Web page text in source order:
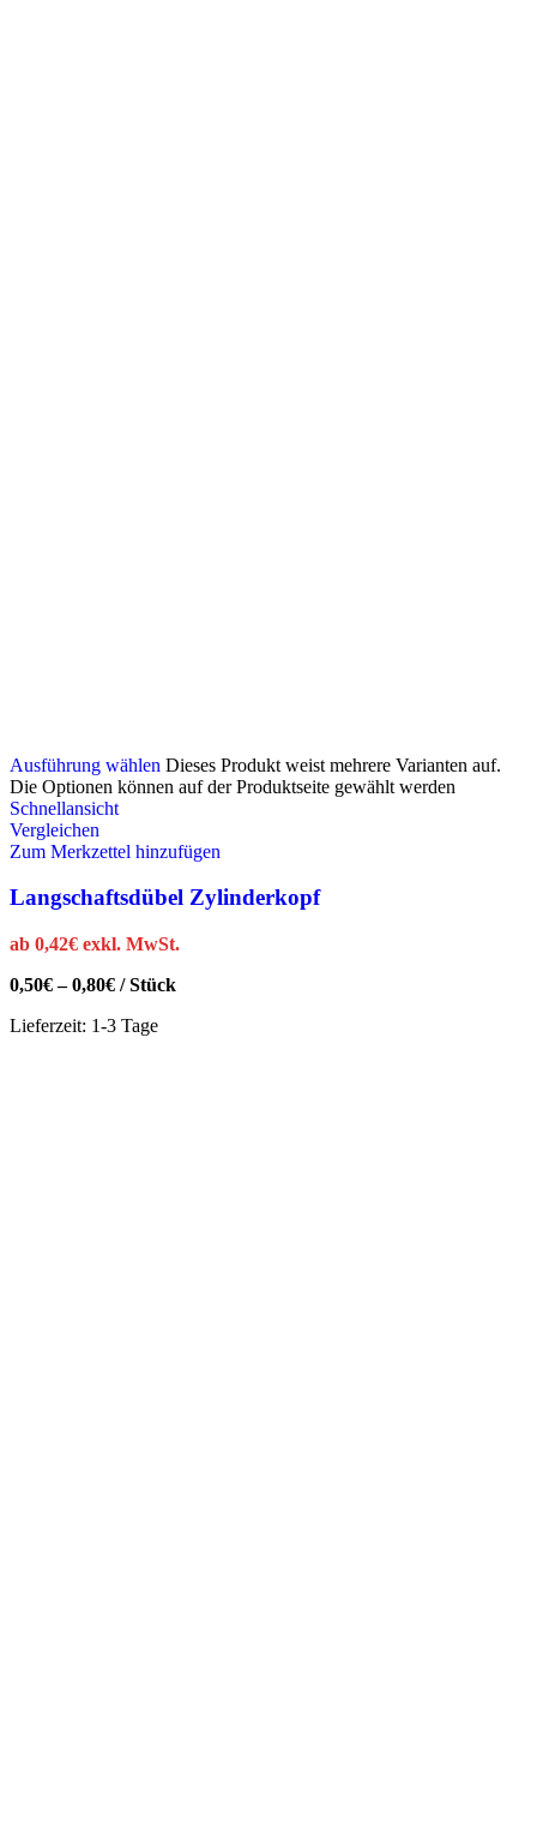
Ausführung wählen Dieses Produkt weist mehrere Varianten auf.
Die Optionen können auf der Produktseite gewählt werden
Schnellansicht
Vergleichen
Zum Merkzettel hinzufügen
Langschaftsdübel Zylinderkopf
ab 0,42€ exkl. MwSt.
0,50€–0,80€ /Stück
Lieferzeit: 1-3 Tage